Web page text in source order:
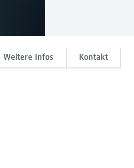
Weitere Infos Kontakt